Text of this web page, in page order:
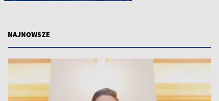
NAJNOWSZE